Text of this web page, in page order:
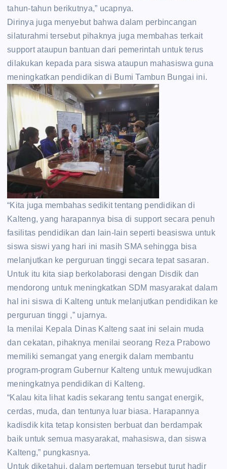
tahun-tahun berikutnya,” ucapnya.
Dirinya juga menyebut bahwa dalam perbincangan
silaturahmi tersebut pihaknya juga membahas terkait
support ataupun bantuan dari pemerintah untuk terus
dilakukan kepada para siswa ataupun mahasiswa guna
meningkatkan pendidikan di Bumi Tambun Bungai ini.
“Kita juga membahas sedikit tentang pendidikan di
Kalteng, yang harapannya bisa di support secara penuh
fasilitas pendidikan dan lain-lain seperti beasiswa untuk
siswa siswi yang hari ini masih SMA sehingga bisa
melanjutkan ke perguruan tinggi secara tepat sasaran.
Untuk itu kita siap berkolaborasi dengan Disdik dan
mendorong untuk meningkatkan SDM masyarakat dalam
hal ini siswa di Kalteng untuk melanjutkan pendidikan ke
perguruan tinggi ,” ujarnya.
Ia menilai Kepala Dinas Kalteng saat ini selain muda
dan cekatan, pihaknya menilai seorang Reza Prabowo
memiliki semangat yang energik dalam membantu
program-program Gubernur Kalteng untuk mewujudkan
meningkatnya pendidikan di Kalteng.
“Kalau kita lihat kadis sekarang tentu sangat energik,
cerdas, muda, dan tentunya luar biasa. Harapannya
kadisdik kita tetap konsisten berbuat dan berdampak
baik untuk semua masyarakat, mahasiswa, dan siswa
Kalteng,” pungkasnya.
Untuk diketahui, dalam pertemuan tersebut turut hadir